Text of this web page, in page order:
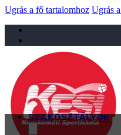
Ugrás a fő tartalomhoz Ugrás
sportiskola@juniorsportkft.hu
SZAKOSZTÁLYOK